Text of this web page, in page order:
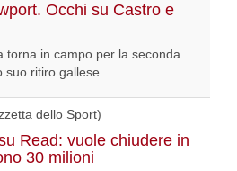
Occhi su Castro e
torna in campo per la seconda
suo ritiro gallese
dello Sport)
Read: vuole chiudere in
30 milioni